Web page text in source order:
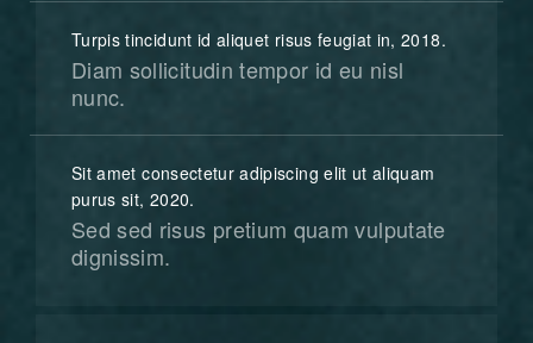
Turpis tincidunt id aliquet risus feugiat in, 2018.
Diam sollicitudin tempor id eu nisl
nunc.
Sit amet consectetur adipiscing elit ut aliquam
purus sit, 2020.
Sed sed risus pretium quam vulputate
dignissim.